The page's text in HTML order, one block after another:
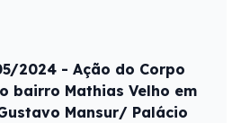
2024 - Ação do Corpo
bairro Mathias Velho em
Mansur/ Palácio